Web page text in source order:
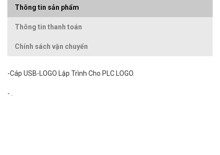
Thông tin sản phẩm
Thông tin thanh toán
Chính sách vận chuyển
-Cáp USB-LOGO Lập Trình Cho PLC LOGO.
- .